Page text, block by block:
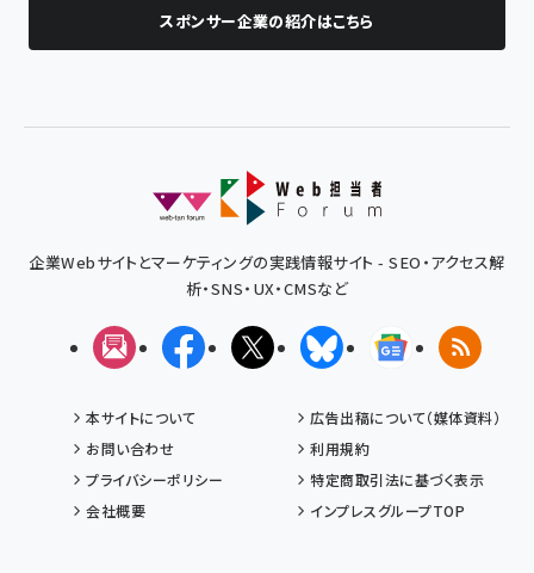
スポンサー企業の紹介はこちら
企業Webサイトとマーケティングの実践情報サイト - SEO・アクセス解
析・SNS・UX・CMSなど
メルマガFacebookX(エックス)BlueskyGoogleニュ
RSS
本サイトについて
広告出稿について（媒体資料）
お問い合わせ
利用規約
プライバシーポリシー
特定商取引法に基づく表示
会社概要
インプレスグループTOP